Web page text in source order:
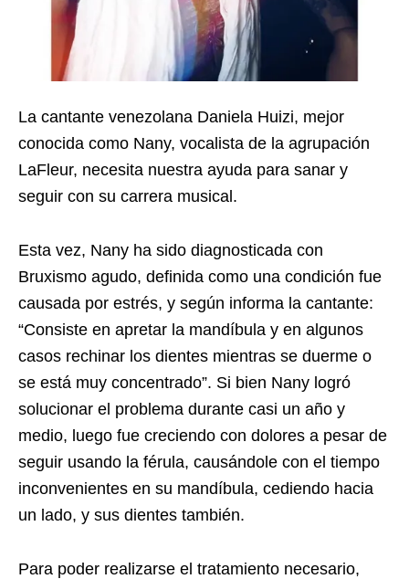
La cantante venezolana Daniela Huizi, mejor
conocida como Nany, vocalista de la agrupación
LaFleur, necesita nuestra ayuda para sanar y
seguir con su carrera musical.
Esta vez, Nany ha sido diagnosticada con
Bruxismo agudo, definida como una condición fue
causada por estrés, y según informa la cantante:
“Consiste en apretar la mandíbula y en algunos
casos rechinar los dientes mientras se duerme o
se está muy concentrado”. Si bien Nany logró
solucionar el problema durante casi un año y
medio, luego fue creciendo con dolores a pesar de
seguir usando la férula, causándole con el tiempo
inconvenientes en su mandíbula, cediendo hacia
un lado, y sus dientes también.
Para poder realizarse el tratamiento necesario,